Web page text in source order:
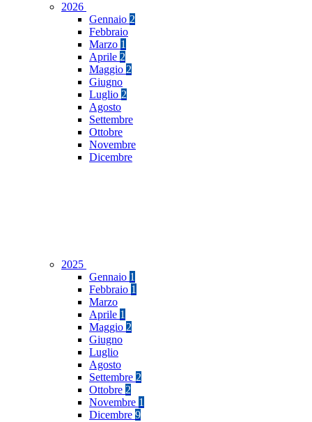
2026
Gennaio 2
Febbraio
Marzo 1
Aprile 2
Maggio 2
Giugno
Luglio 2
Agosto
Settembre
Ottobre
Novembre
Dicembre
2025
Gennaio 1
Febbraio 1
Marzo
Aprile 1
Maggio 2
Giugno
Luglio
Agosto
Settembre 2
Ottobre 2
Novembre 1
Dicembre 9